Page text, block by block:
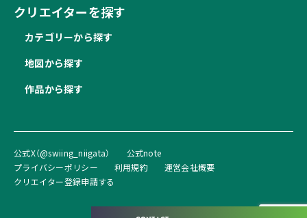
クリエイターを探す
カテゴリーから探す
地図から探す
作品から探す
公式X（@swiing_niigata）
公式note
プライバシーポリシー
利用規約
運営会社概要
クリエイター登録申請する